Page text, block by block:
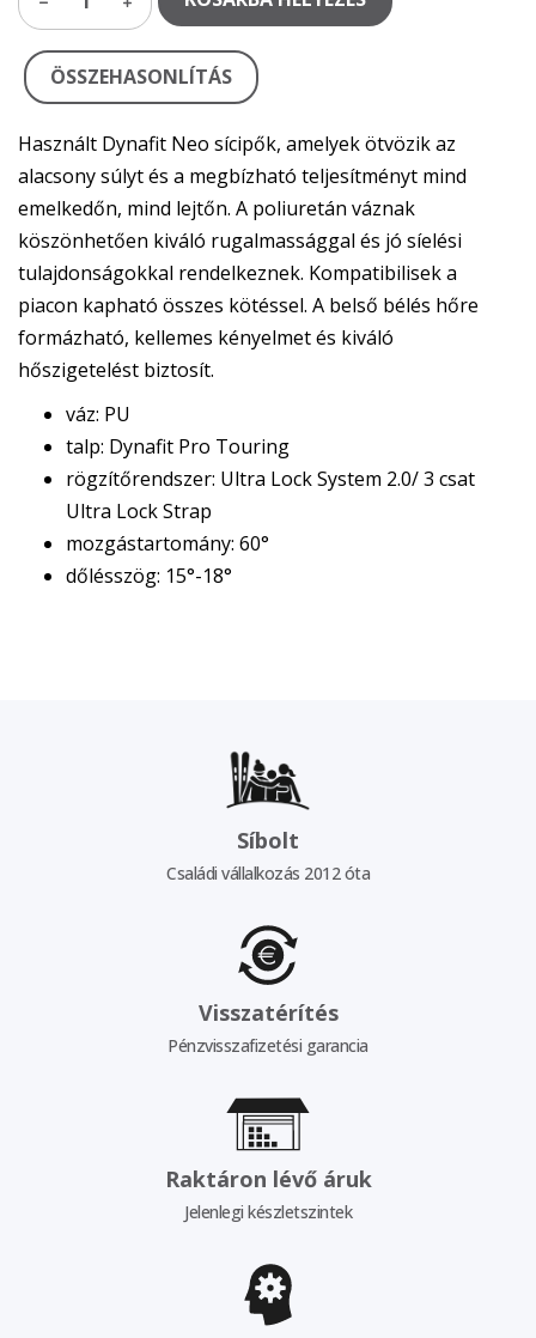
ÖSSZEHASONLÍTÁS
Használt Dynafit Neo sícipők, amelyek ötvözik az
alacsony súlyt és a megbízható teljesítményt mind
emelkedőn, mind lejtőn. A poliuretán váznak
köszönhetően kiváló rugalmassággal és jó síelési
tulajdonságokkal rendelkeznek. Kompatibilisek a
piacon kapható összes kötéssel. A belső bélés hőre
formázható, kellemes kényelmet és kiváló
hőszigetelést biztosít.
váz: PU
talp: Dynafit Pro Touring
rögzítőrendszer: Ultra Lock System 2.0/ 3 csat
Ultra Lock Strap
mozgástartomány: 60°
dőlésszög: 15°-18°
Síbolt
Családi vállalkozás 2012 óta
Visszatérítés
Pénzvisszafizetési garancia
Raktáron lévő áruk
Jelenlegi készletszintek